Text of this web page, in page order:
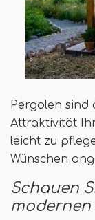
Pergolen sind
Attraktivität
leicht zu
Wünschen
Schauen
modernen